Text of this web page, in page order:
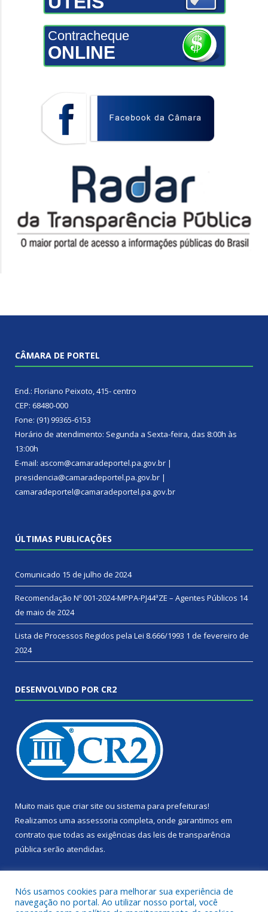
Contracheque
ONLINE
CÂMARA DE PORTEL
End.: Floriano Peixoto, 415- centro
CEP: 68480-000
Fone: (91) 99365-6153
Horário de atendimento: Segunda a Sexta-feira, das 8:00h às
13:00h
E-mail: ascom@camaradeportel.pa.gov.br |
presidencia@camaradeportel.pa.gov.br |
camaradeportel@camaradeportel.pa.gov.br
ÚLTIMAS PUBLICAÇÕES
Comunicado 15 de julho de 2024
Recomendação Nº 001-2024-MPPA-PJ44ªZE – Agentes Públicos 14
de maio de 2024
Lista de Processos Regidos pela Lei 8.666/1993 1 de fevereiro de
2024
DESENVOLVIDO POR CR2
Muito mais que criar site ou sistema para prefeituras!
Realizamos uma assessoria completa, onde garantimos em
contrato que todas as exigências das leis de transparência
pública serão atendidas.
Nós usamos cookies para melhorar sua experiência de
navegação no portal. Ao utilizar nosso portal, você